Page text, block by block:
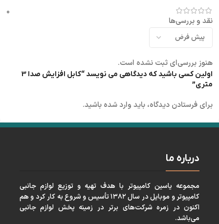
0
نقد و بررسی‌ها
هنوز بررسی‌ای ثبت نشده است.
اولین کسی باشید که دیدگاهی می نویسد “کابل افزایش صدا 3
متری”
برای فرستادن دیدگاه، باید وارد شده باشید.
درباره ما
مجموعه ياسين كامپيوتر با هدف تهيه و توزيع لوازم جانبی
كامپيوتر و موبايل در سال ١٣٨٢ تأسيس و شروع به كار كرد و هم
اكنون در زمره شركت‌های برتر در زمينه پخش لوازم جانبی
می‌باشد.